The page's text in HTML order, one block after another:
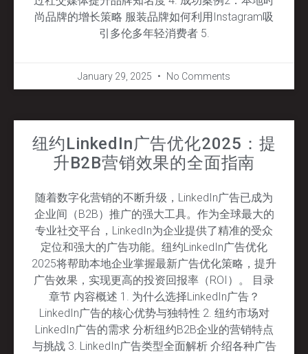
尚品牌的增长策略 服装品牌如何利用Instagram吸
引多伦多年轻消费者 5.
January 29, 2025 No Comments
纽约LinkedIn广告优化2025：提
升B2B营销效果的全面指南
随着数字化营销的不断升级，LinkedIn广告已成为
企业间（B2B）推广的强大工具。作为全球最大的
专业社交平台，LinkedIn为企业提供了精准的受众
定位和强大的广告功能。纽约LinkedIn广告优化
2025将帮助本地企业掌握最新广告优化策略，提升
广告效果，实现更高的投资回报率（ROI）。 目录
章节 内容概述 1. 为什么选择LinkedIn广告？
LinkedIn广告的核心优势与独特性 2. 纽约市场对
LinkedIn广告的需求 分析纽约B2B企业的营销特点
与挑战 3. LinkedIn广告类型全面解析 介绍各种广告